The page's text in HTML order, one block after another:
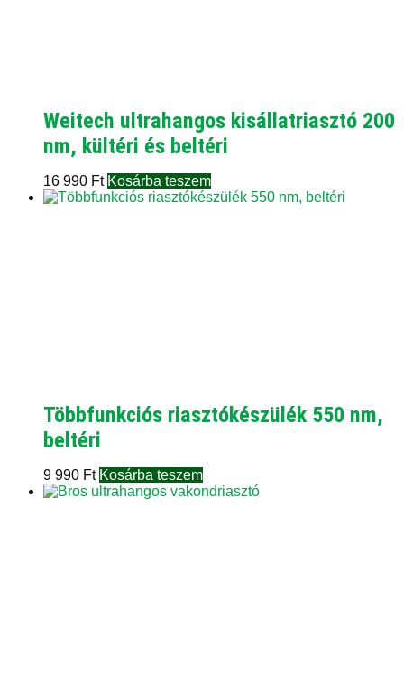
Weitech ultrahangos kisállatriasztó 200
nm, kültéri és beltéri
16 990 Ft Kosárba teszem
Többfunkciós riasztókészülék 550 nm,
beltéri
9 990 Ft Kosárba teszem